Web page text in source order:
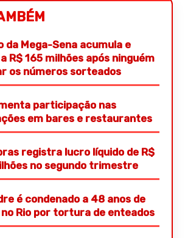
da Mega-Sena acumula e
R$ 165 milhões após ninguém
os números sorteados
participação nas
em bares e restaurantes
registra lucro líquido de R$
no segundo trimestre
é condenado a 48 anos de
Rio por tortura de enteados